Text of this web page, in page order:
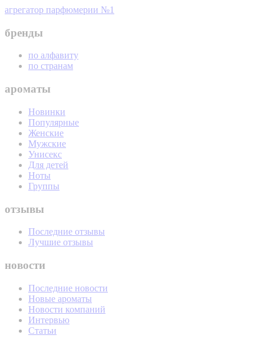
агрегатор парфюмерии №1
бренды
по алфавиту
по странам
ароматы
Новинки
Популярные
Женские
Мужские
Унисекс
Для детей
Ноты
Группы
отзывы
Последние отзывы
Лучшие отзывы
новости
Последние новости
Новые ароматы
Новости компаний
Интервью
Статьи